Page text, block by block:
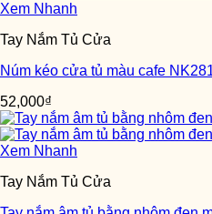
Xem Nhanh
Tay Nắm Tủ Cửa
Núm kéo cửa tủ màu cafe
52,000₫
Xem Nhanh
Tay Nắm Tủ Cửa